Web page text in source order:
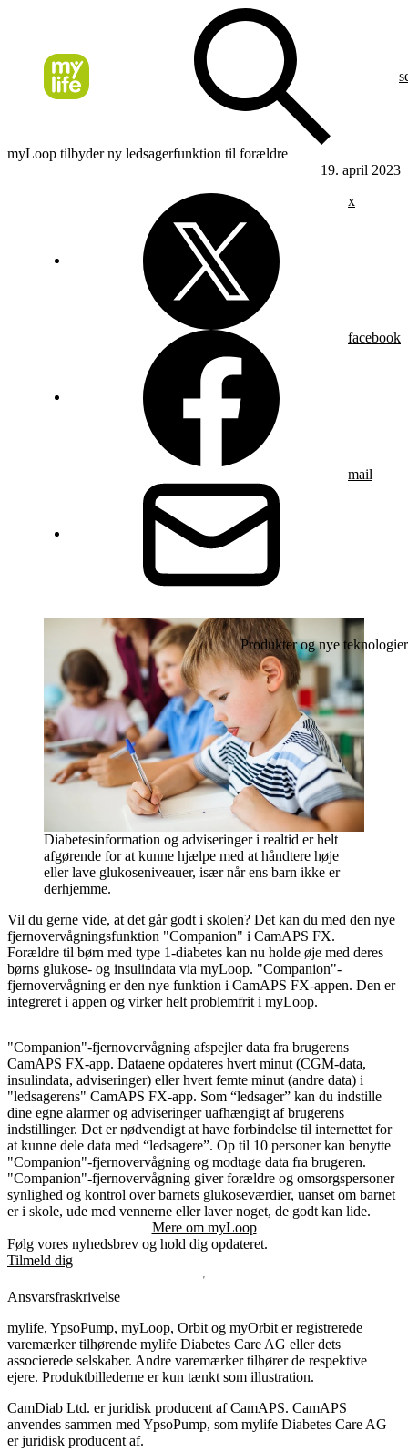
myLoop tilbyder ny ledsagerfunktion til forældre
19. april 2023
x
facebook
mail
Produkter og nye teknologier
Diabetesinformation og adviseringer i realtid er helt
afgørende for at kunne hjælpe med at håndtere høje
eller lave glukoseniveauer, især når ens barn ikke er
derhjemme.
Vil du gerne vide, at det går godt i skolen? Det kan du med den nye
fjernovervågningsfunktion "Companion" i CamAPS FX.
Forældre til børn med type 1-diabetes kan nu holde øje med deres
børns glukose- og insulindata via myLoop. "Companion"-
fjernovervågning er den nye funktion i CamAPS FX-appen. Den er
integreret i appen og virker helt problemfrit i myLoop.
"Companion"-fjernovervågning afspejler data fra brugerens
CamAPS FX-app. Dataene opdateres hvert minut (CGM-data,
insulindata, adviseringer) eller hvert femte minut (andre data) i
"ledsagerens" CamAPS FX-app. Som “ledsager” kan du indstille
dine egne alarmer og adviseringer uafhængigt af brugerens
indstillinger. Det er nødvendigt at have forbindelse til internettet for
at kunne dele data med “ledsagere”. Op til 10 personer kan benytte
"Companion"-fjernovervågning og modtage data fra brugeren.
"Companion"-fjernovervågning giver forældre og omsorgspersoner
synlighed og kontrol over barnets glukoseværdier, uanset om barnet
er i skole, ude med vennerne eller laver noget, de godt kan lide.
Mere om myLoop
Følg vores nyhedsbrev og hold dig opdateret.
Tilmeld dig
Ansvarsfraskrivelse
mylife, YpsoPump, myLoop, Orbit og myOrbit er registrerede
varemærker tilhørende mylife Diabetes Care AG eller dets
associerede selskaber. Andre varemærker tilhører de respektive
ejere. Produktbillederne er kun tænkt som illustration.
CamDiab Ltd. er juridisk producent af CamAPS. CamAPS
anvendes sammen med YpsoPump, som mylife Diabetes Care AG
er juridisk producent af.